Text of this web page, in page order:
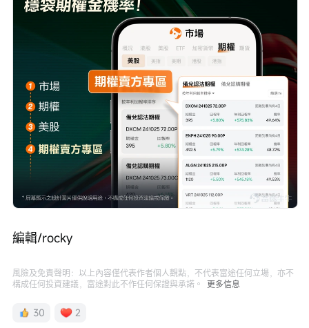
編輯/rocky
風險及免責聲明：以上內容僅代表作者個人觀點，不代表富途任何立場，亦不
構成任何投資建議，富途對此不作任何保證與承諾。
更多信息
30 2